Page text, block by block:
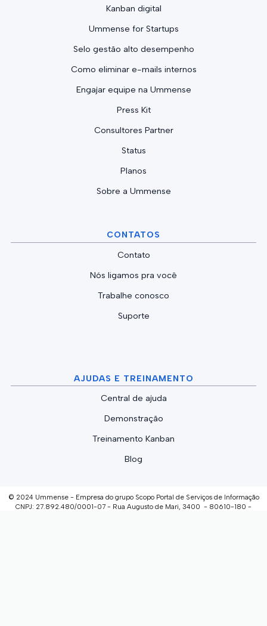
Kanban digital
Ummense for Startups
Selo gestão alto desempenho
Como eliminar e-mails internos
Engajar equipe na Ummense
Press Kit
Consultores Partner
Status
Planos
Sobre a Ummense
CONTATOS
Contato
Nós ligamos pra você
Trabalhe conosco
Suporte
AJUDAS E TREINAMENTO
Central de ajuda
Demonstração
Treinamento Kanban
Blog
© 2024 Ummense - Empresa do grupo Scopo Portal de Serviços de Informação
CNPJ: 27.892.480/0001-07 - Rua Augusto de Mari, 3400 - 80610-180 -